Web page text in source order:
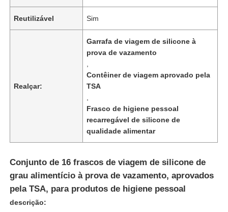
Início
Produtos
Reutilizável Sim
Realçar:
Garrafa de viagem de silicone à
prova de vazamento
Contêiner de viagem aprovado pela
TSA
Frasco de higiene pessoal
recarregável de silicone de
qualidade alimentar
Conjunto de 16 frascos de viagem de silicone de
grau alimentício à prova de vazamento, aprovados
pela TSA, para produtos de higiene pessoal
descrição: